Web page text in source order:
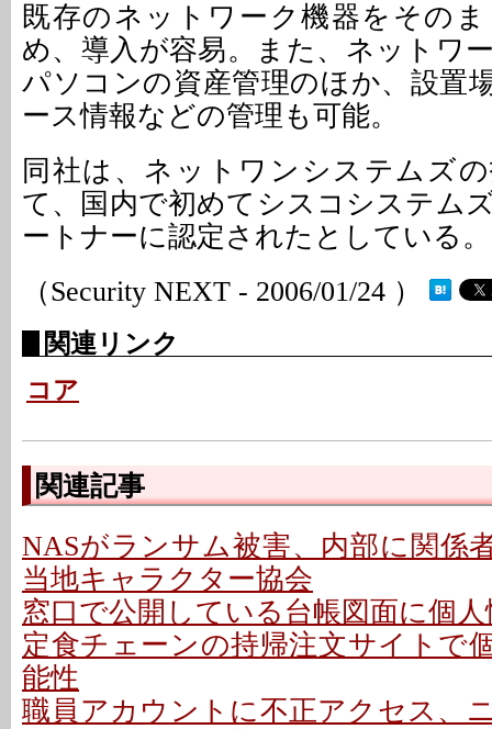
既存のネットワーク機器をその
め、導入が容易。また、ネットワ
パソコンの資産管理のほか、設置
ース情報などの管理も可能。
同社は、ネットワンシステムズ
て、国内で初めてシスコシステム
ートナーに認定されたとしている。
（Security NEXT - 2006/01/24 ）
関連リンク
コア
関連記事
NASがランサム被害、内部に関係
当地キャラクター協会
窓口で公開している台帳図面に個
定食チェーンの持帰注文サイトで
能性
職員アカウントに不正アクセス、